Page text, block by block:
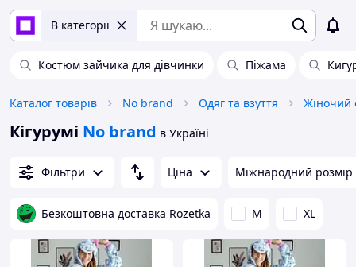
В категорії
Костюм зайчика для дівчинки Піжама
Каталог товарів No brand Одяг та взуття Жіночий
Кігурумі No brand в Україні
Фільтри Ціна Міжнародний розмір
Безкоштовна доставка Rozetka M XL